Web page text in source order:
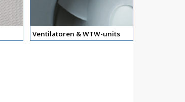
Ventilatoren & WTW-units